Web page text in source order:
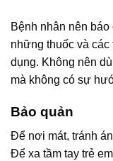
Bệnh nhân nên
những thuốc và
dụng. Không nên
mà không có sự
Bảo quản
Để nơi mát, tránh
Để xa tầm tay trẻ